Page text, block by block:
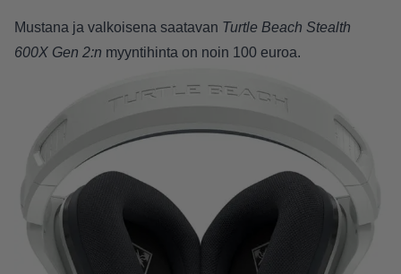
Mustana ja valkoisena saatavan Turtle Beach Stealth
600X Gen 2:n myyntihinta on noin 100 euroa.